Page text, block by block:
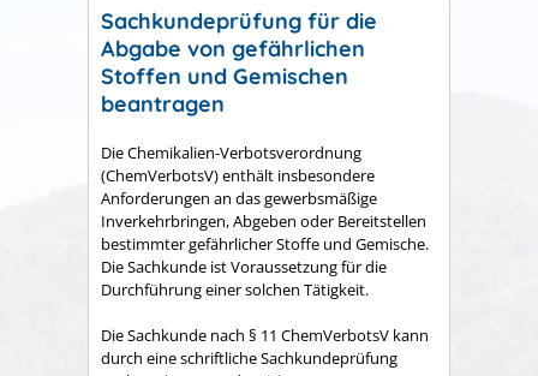
Sachkundeprüfung für die
Abgabe von gefährlichen
Stoffen und Gemischen
beantragen
Die Chemikalien-Verbotsverordnung
(ChemVerbotsV) enthält insbesondere
Anforderungen an das gewerbsmäßige
Inverkehrbringen, Abgeben oder Bereitstellen
bestimmter gefährlicher Stoffe und Gemische.
Die Sachkunde ist Voraussetzung für die
Durchführung einer solchen Tätigkeit.
Die Sachkunde nach § 11 ChemVerbotsV kann
durch eine schriftliche Sachkundeprüfung